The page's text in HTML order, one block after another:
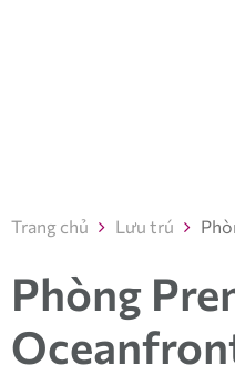
Trang chủ Lưu trú
Phòng